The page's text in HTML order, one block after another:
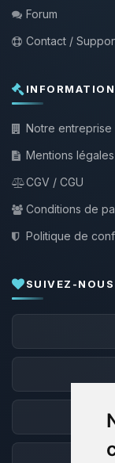
Forum
Contact /
Notre entreprise
Mentions légales
CGV / CGU
Conditions de
Politique de
SUIVEZ-NOUS